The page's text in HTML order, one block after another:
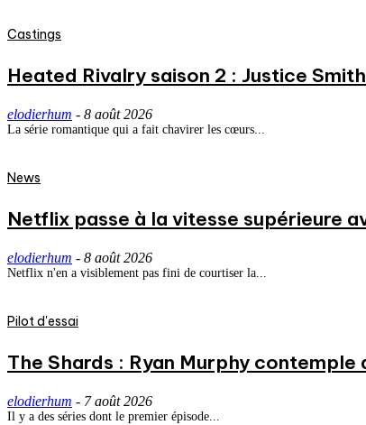
Castings
Heated Rivalry saison 2 : Justice
elodierhum - 8 août 2026
La série romantique qui a fait chavirer les cœurs...
News
Netflix passe à la vitesse supérieure
elodierhum - 8 août 2026
Netflix n'en a visiblement pas fini de courtiser la...
Pilot d'essai
The Shards : Ryan Murphy
elodierhum - 7 août 2026
Il y a des séries dont le premier épisode...